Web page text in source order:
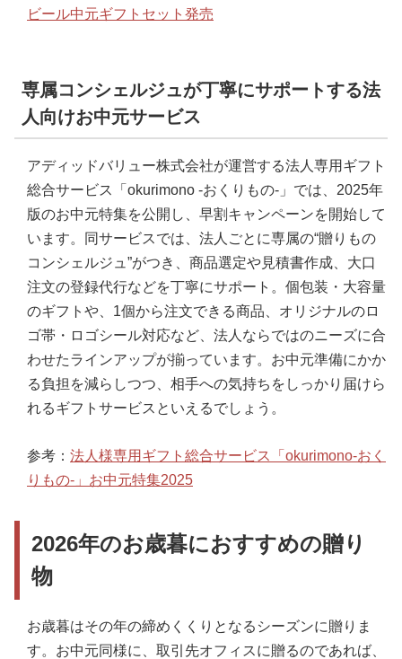
ビール中元ギフトセット発売
専属コンシェルジュが丁寧にサポートする法
人向けお中元サービス
アディッドバリュー株式会社が運営する法人専用ギフト
総合サービス「okurimono -おくりもの-」では、2025年
版のお中元特集を公開し、早割キャンペーンを開始して
います。同サービスでは、法人ごとに専属の“贈りもの
コンシェルジュ”がつき、商品選定や見積書作成、大口
注文の登録代行などを丁寧にサポート。個包装・大容量
のギフトや、1個から注文できる商品、オリジナルのロ
ゴ帯・ロゴシール対応など、法人ならではのニーズに合
わせたラインアップが揃っています。お中元準備にかか
る負担を減らしつつ、相手への気持ちをしっかり届けら
れるギフトサービスといえるでしょう。
参考： 法人様専用ギフト総合サービス「okurimono-おく
りもの-」お中元特集2025
2026年のお歳暮におすすめの贈り
物
お歳暮はその年の締めくくりとなるシーズンに贈りま
す。お中元同様に、取引先オフィスに贈るのであれば、